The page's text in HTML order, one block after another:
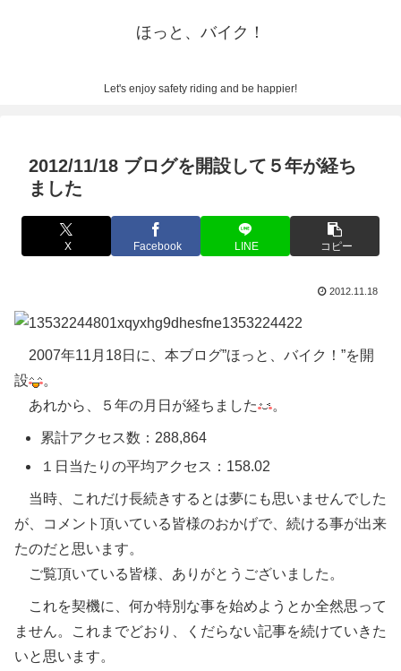
ほっと、バイク！
Let's enjoy safety riding and be happier!
2012/11/18 ブログを開設して５年が経ち
ました
X Facebook LINE コピー
2012.11.18
2007年11月18日に、本ブログ”ほっと、バイク！”を開
設
。
あれから、５年の月日が経ちました
。
累計アクセス数：288,864
１日当たりの平均アクセス：158.02
当時、これだけ長続きするとは夢にも思いませんでした
が、コメント頂いている皆様のおかげで、続ける事が出来
たのだと思います。
ご覧頂いている皆様、ありがとうございました。
これを契機に、何か特別な事を始めようとか全然思って
ません。これまでどおり、くだらない記事を続けていきた
いと思います。